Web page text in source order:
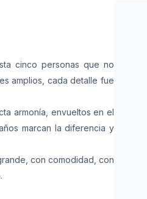
cinco personas que no
amplios, cada detalle fue
armonía, envueltos en el
marcan la diferencia y
con comodidad, con